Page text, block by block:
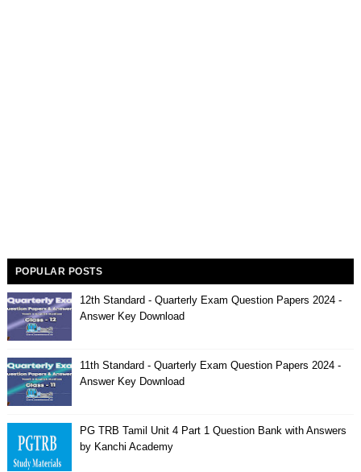
POPULAR POSTS
12th Standard - Quarterly Exam Question Papers 2024 -
Answer Key Download
11th Standard - Quarterly Exam Question Papers 2024 -
Answer Key Download
PG TRB Tamil Unit 4 Part 1 Question Bank with Answers
by Kanchi Academy